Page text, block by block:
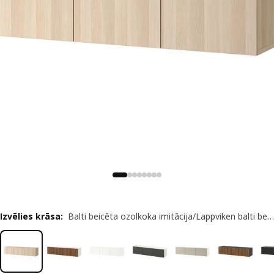
Izvēlies krāsa: Balti beicēta ozolkoka imitācija/Lappviken balti beicēta ozolkoka imitācija